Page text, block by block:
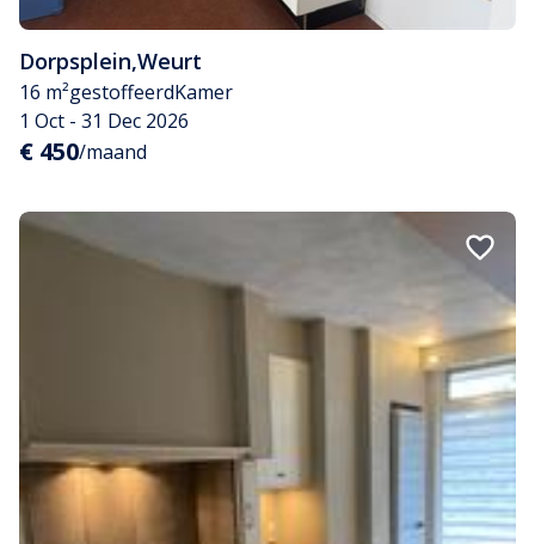
Dorpsplein,Weurt
16 m²gestoffeerdKamer
1 Oct - 31 Dec 2026
€ 450/maand